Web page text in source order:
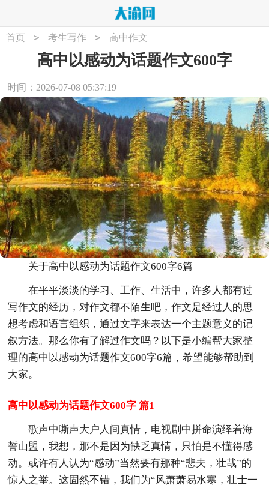
首页 > 考生写作 > 高中作文
高中以感动为话题作文600字
时间：2026-07-08 05:37:19
关于高中以感动为话题作文600字6篇
在平平淡淡的学习、工作、生活中，许多人都有过
写作文的经历，对作文都不陌生吧，作文是经过人的思
想考虑和语言组织，通过文字来表达一个主题意义的记
叙方法。那么你有了解过作文吗？以下是小编帮大家整
理的高中以感动为话题作文600字6篇，希望能够帮助到
大家。
高中以感动为话题作文600字 篇1
歌声中嘶声大户人间真情，电视剧中拼命演绎着海
誓山盟，我想，那不是因为缺乏真情，只怕是不懂得感
动。或许有人认为“感动”当然要有那种“悲夫，壮哉”的
惊人之举。这固然不错，我们为“风萧萧易水寒，壮士一